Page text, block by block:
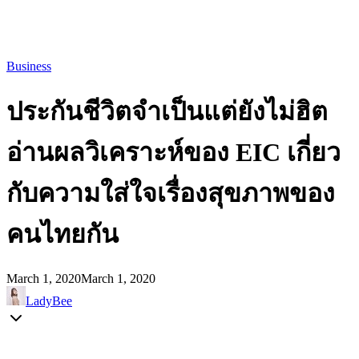
Business
ประกันชีวิตจำเป็นแต่ยังไม่ฮิต
อ่านผลวิเคราะห์ของ EIC เกี่ยว
กับความใส่ใจเรื่องสุขภาพของ
คนไทยกัน
March 1, 2020March 1, 2020
LadyBee